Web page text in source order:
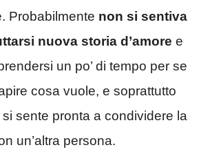
Probabilmente non si sentiva
nuova storia d’amore e
un po’ di tempo per se
cosa vuole, e soprattutto
sente pronta a condividere la
un’altra persona.